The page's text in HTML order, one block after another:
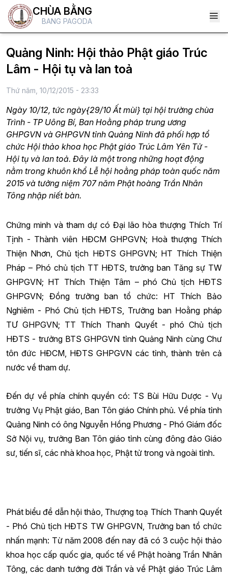
CHÙA BẰNG
BANG PAGODA
Quảng Ninh: Hội thảo Phật giáo Trúc
Lâm - Hội tụ và lan toả
Thứ năm, 10/12/2015 - 23:33
Ngày 10/12, tức ngày{29/10 Ất mùi} tại hội trường chùa
Trình - TP Uông Bí, Ban Hoằng pháp trung ương
GHPGVN và GHPGVN tỉnh Quảng Ninh đã phối hợp tổ
chức Hội thảo khoa học Phật giáo Trúc Lâm Yên Tử -
Hội tụ và lan toả. Đây là một trong những hoạt động
nằm trong khuôn khổ Lễ hội hoằng pháp toàn quốc năm
2015 và tưởng niệm 707 năm Phật hoàng Trần Nhân
Tông nhập niết bàn.
Chứng minh và tham dự có Đại lão hòa thượng Thích Trí
Tịnh - Thành viên HĐCM GHPGVN; Hoà thượng Thích
Thiện Nhơn, Chủ tịch HĐTS GHPGVN; HT Thích Thiện
Pháp – Phó chủ tịch TT HĐTS, trưởng ban Tăng sự TW
GHPGVN; HT Thích Thiện Tâm – phó Chủ tịch HĐTS
GHPGVN; Đồng trưởng ban tổ chức: HT Thích Bảo
Nghiêm - Phó Chủ tịch HĐTS, Trưởng ban Hoằng pháp
TƯ GHPGVN; TT Thích Thanh Quyết - phó Chủ tịch
HĐTS - trưởng BTS GHPGVN tỉnh Quảng Ninh cùng Chư
tôn đức HĐCM, HĐTS GHPGVN các tỉnh, thành trên cả
nước về tham dự.
Đến dự về phía chính quyền có: TS Bùi Hữu Dược - Vụ
trưởng Vụ Phật giáo, Ban Tôn giáo Chính phủ. Về phía tỉnh
Quảng Ninh có ông Nguyễn Hồng Phương - Phó Giám đốc
Sở Nội vụ, trưởng Ban Tôn giáo tỉnh cùng đông đảo Giáo
sư, tiến sĩ, các nhà khoa học, Phật tử trong và ngoài tỉnh.
Phát biểu đề dẫn hội thảo, Thượng toạ Thích Thanh Quyết
- Phó Chủ tịch HĐTS TW GHPGVN, Trưởng ban tổ chức
nhấn mạnh: Từ năm 2008 đến nay đã có 3 cuộc hội thảo
khoa học cấp quốc gia, quốc tế về Phật hoàng Trần Nhân
Tông, các danh tướng đời Trần và về Phật giáo Trúc Lâm